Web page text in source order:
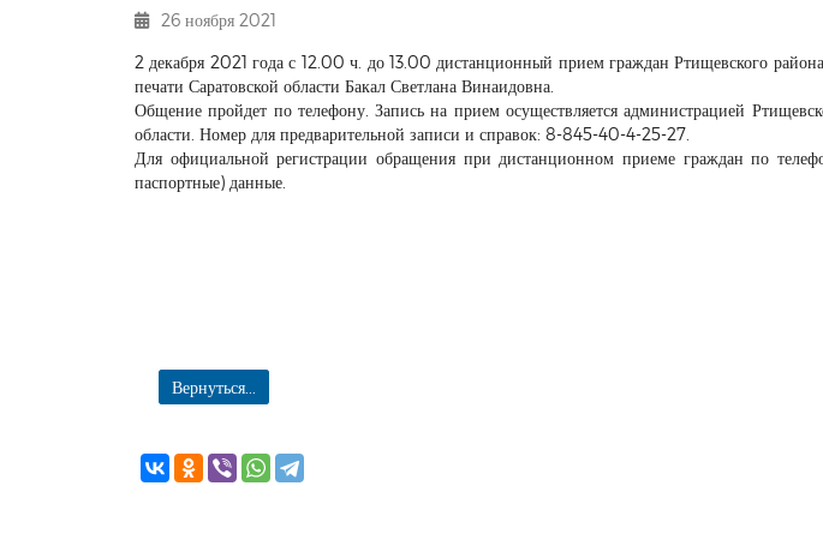
26 ноября 2021
2 декабря 2021 года с 12.00 ч. до 13.00 дистанционный прием граждан Ртищевского
печати Саратовской области Бакал Светлана Винаидовна.
Общение пройдет по телефону. Запись на прием осуществляется администрацией
области. Номер для предварительной записи и справок: 8-845-40-4-25-27.
Для официальной регистрации обращения при дистанционном приеме граждан по
паспортные) данные.
Вернуться...